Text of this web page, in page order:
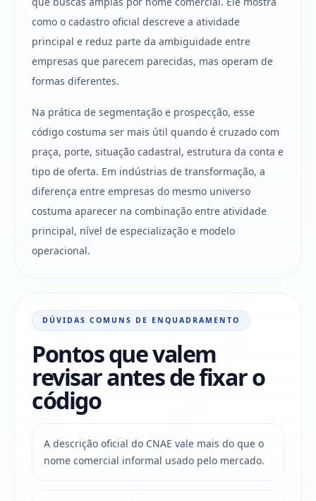
como o cadastro oficial descreve a atividade
principal e reduz parte da ambiguidade entre
empresas que parecem parecidas, mas operam de
formas diferentes.
Na prática de segmentação e prospecção, esse
código costuma ser mais útil quando é cruzado com
praça, porte, situação cadastral, estrutura da conta e
tipo de oferta. Em indústrias de transformação, a
diferença entre empresas do mesmo universo
costuma aparecer na combinação entre atividade
principal, nível de especialização e modelo
operacional.
DÚVIDAS COMUNS DE ENQUADRAMENTO
Pontos que valem
revisar antes de fixar o
código
A descrição oficial do CNAE vale mais do que o
nome comercial informal usado pelo mercado.